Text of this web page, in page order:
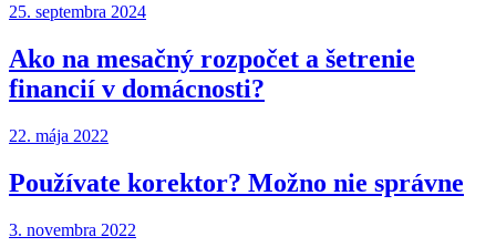
25. septembra 2024
Ako na mesačný rozpočet a šetrenie
financií v domácnosti?
22. mája 2022
Používate korektor? Možno nie správne
3. novembra 2022